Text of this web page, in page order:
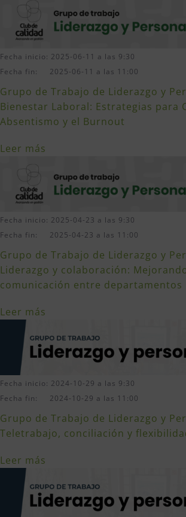
Fecha inicio: 2025-06-11 a las 9:30
Fecha fin: 2025-06-11 a las 11:00
Grupo de Trabajo de Liderazgo y
Bienestar Laboral: Estrategias para
Absentismo y el Burnout
Leer más
Fecha inicio: 2025-04-23 a las 9:30
Fecha fin: 2025-04-23 a las 11:00
Grupo de Trabajo de Liderazgo y
Liderazgo y colaboración:
comunicación entre departamentos
Leer más
Fecha inicio: 2024-10-29 a las 9:30
Fecha fin: 2024-10-29 a las 11:00
Grupo de Trabajo de Liderazgo y
Teletrabajo, conciliación y
Leer más